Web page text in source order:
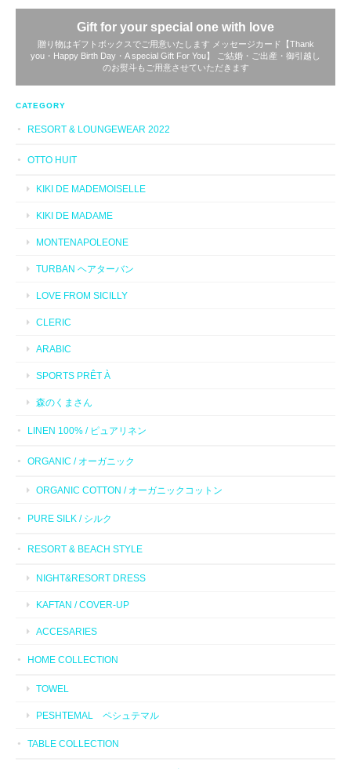
Gift for your special one with love
贈り物はギフトボックスでご用意いたします メッセージカード【Thank
you・Happy Birth Day・A special Gift For You】 ご結婚・ご出産・御引越し
のお熨斗もご用意させていただきます
CATEGORY
RESORT & LOUNGEWEAR 2022
OTTO HUIT
KIKI DE MADEMOISELLE
KIKI DE MADAME
MONTENAPOLEONE
TURBAN ヘアターバン
LOVE FROM SICILLY
CLERIC
ARABIC
SPORTS PRÊT À
森のくまさん
LINEN 100% / ピュアリネン
ORGANIC / オーガニック
ORGANIC COTTON / オーガニックコットン
PURE SILK / シルク
RESORT & BEACH STYLE
NIGHT&RESORT DRESS
KAFTAN / COVER-UP
ACCESARIES
HOME COLLECTION
TOWEL
PESHTEMAL ペシュテマル
TABLE COLLECTION